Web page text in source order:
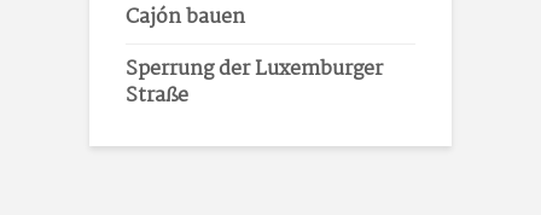
Cajón bauen
Sperrung der Luxemburger
Straße